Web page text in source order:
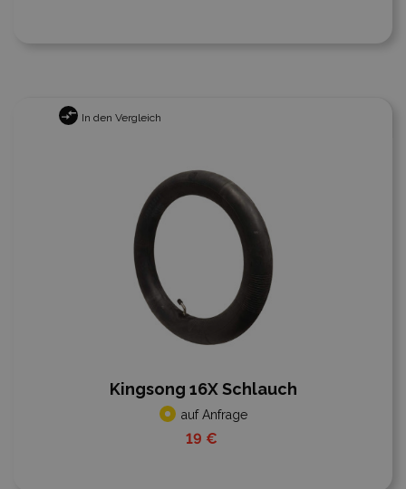
In den Vergleich
Kingsong 16X Schlauch
auf Anfrage
19 €